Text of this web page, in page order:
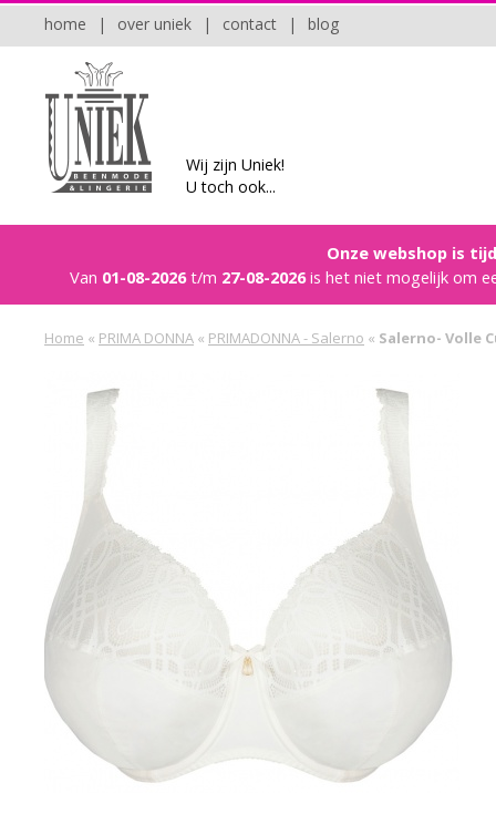
blog
|
contact
|
over uniek
|
home
Wij zijn Uniek!
U toch ook...
Onze webshop is
Van 01-08-2026t/m 27-08-2026is het niet mogelijk om
Home « PRIMA DONNA « PRIMADONNA - Salerno « Salerno- Volle